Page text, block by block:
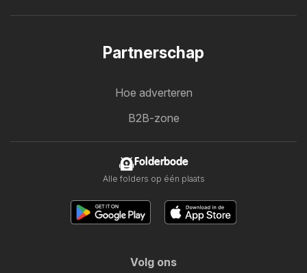
Partnerschap
Hoe adverteren
B2B-zone
Folderbode
Alle folders op één plaats
Volg ons